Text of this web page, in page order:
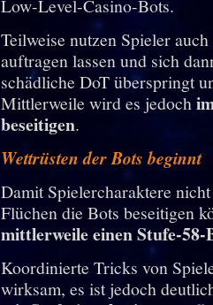
Low-Level-Casino-Bots.
Teilweise nutzen Spieler
auftragen lassen und sich
schädliche DoT überspringt
Mittlerweile wird es jedoch
beseitigen.
Wettrüsten der Bots beginnt
Damit Spielercharaktere
Flüchen die Bots beseitigen
mittlerweile einen Stufe-
Koordinierte Tricks von
wirksam, es ist jedoch